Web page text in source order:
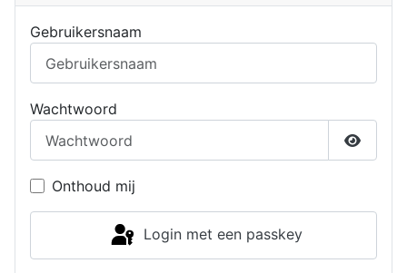
Gebruikersnaam
Wachtwoord
Toon
Onthoud mij
Login met een passkey